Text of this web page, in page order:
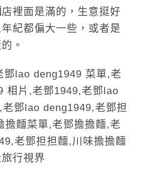
店裡面是滿的，生意挺好
紀都偏大一些，或者是
。